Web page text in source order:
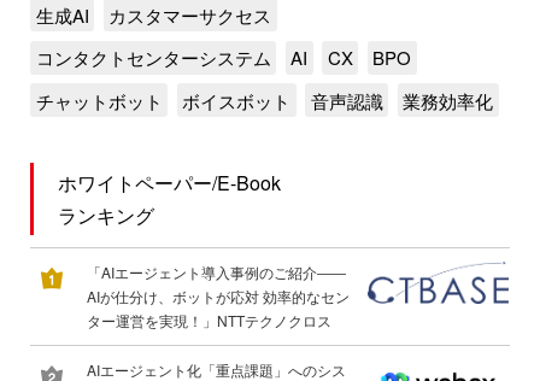
生成AI
カスタマーサクセス
コンタクトセンターシステム
AI CX
BPO
チャットボット
ボイスボット 音声認識 業務効率化
ホワイトペーパー/E-Book
ランキング
「AIエージェント導入事例のご紹介――
AIが仕分け、ボットが応対 効率的なセン
ター運営を実現！」NTTテクノクロス
AIエージェント化「重点課題」へのシス